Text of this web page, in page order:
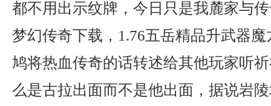
都不用出示纹牌，今日只是我麓家与
梦幻传奇下载，1.76五岳精品升武器
鸠将热血传奇的话转述给其他玩家听
么是古拉出面而不是他出面，据说岩